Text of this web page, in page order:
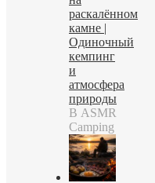
раскалённом
камне |
Одиночный
кемпинг
и
атмосфера
природы
В ASMR
Camping